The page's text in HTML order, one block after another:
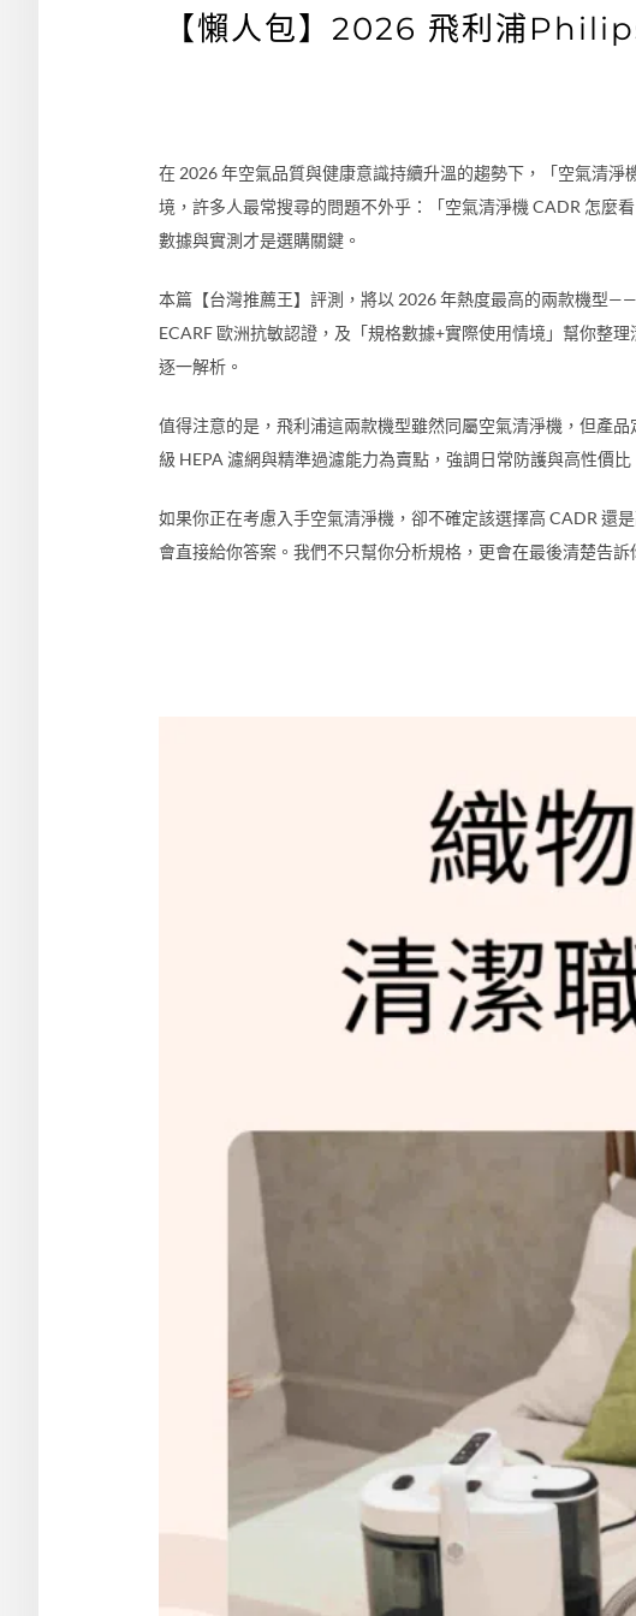
【懶人包】2026 飛利浦
在 2026 年空氣品質與健康意識持續升溫的趨勢下，「空氣清
境，許多人最常搜尋的問題不外乎：「空氣清淨機 CADR 怎麼
數據與實測才是選購關鍵。
本篇【台灣推薦王】評測，將以 2026 年熱度最高的兩款機型
ECARF 歐洲抗敏認證，及「規格數據+實際使用情境」幫你整
逐一解析。
值得注意的是，飛利浦這兩款機型雖然同屬空氣清淨機，但產
級 HEPA 濾網與精準過濾能力為賣點，強調日常防護與高性價
如果你正在考慮入手空氣清淨機，卻不確定該選擇高 CADR 還
會直接給你答案。我們不只幫你分析規格，更會在最後清楚告